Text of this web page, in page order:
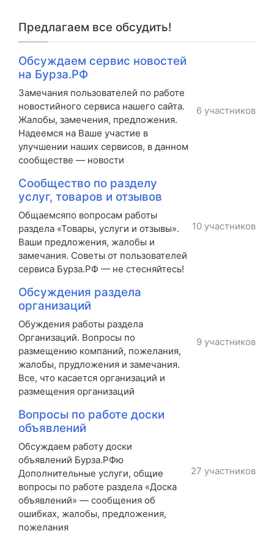
Предлагаем все обсудить!
Обсуждаем сервис новостей
на Бурза.РФ
Замечания пользователей по работе
новостийного сервиса нашего сайта.
Жалобы, замечения, предложения.
Надеемся на Ваше участие в
улучшении наших сервисов, в данном
сообществе — новости
6 участников
Сообщество по разделу
услуг, товаров и отзывов
Общаемсяпо вопросам работы
раздела «Товары, услуги и отзывы».
Ваши предложения, жалобы и
замечания. Советы от пользователей
сервиса Бурза.РФ — не стесняйтесь!
10 участников
Обсуждения раздела
организаций
Обуждения работы раздела
Организаций. Вопросы по
размещению компаний, пожелания,
жалобы, прудложения и замечания.
Все, что касается организаций и
размещения организаций
9 участников
Вопросы по работе доски
объявлений
Обсуждаем работу доски
объявлений Бурза.РФю
Дополнительные услуги, общие
вопросы по работе раздела «Доска
объявлений» — сообщения об
ошибках, жалобы, предложения,
пожелания
27 участников